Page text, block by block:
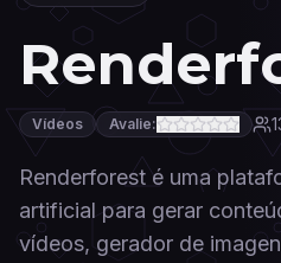
Vídeos Avalie:
Renderforest é uma
artificial para gerar
vídeos, gerador de